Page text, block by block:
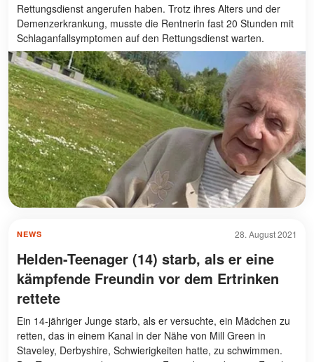
Rettungsdienst angerufen haben. Trotz ihres Alters und der
Demenzerkrankung, musste die Rentnerin fast 20 Stunden mit
Schlaganfallsymptomen auf den Rettungsdienst warten.
28. August 2021
NEWS
Helden-Teenager (14) starb, als er eine
kämpfende Freundin vor dem Ertrinken
rettete
Ein 14-jähriger Junge starb, als er versuchte, ein Mädchen zu
retten, das in einem Kanal in der Nähe von Mill Green in
Staveley, Derbyshire, Schwierigkeiten hatte, zu schwimmen.